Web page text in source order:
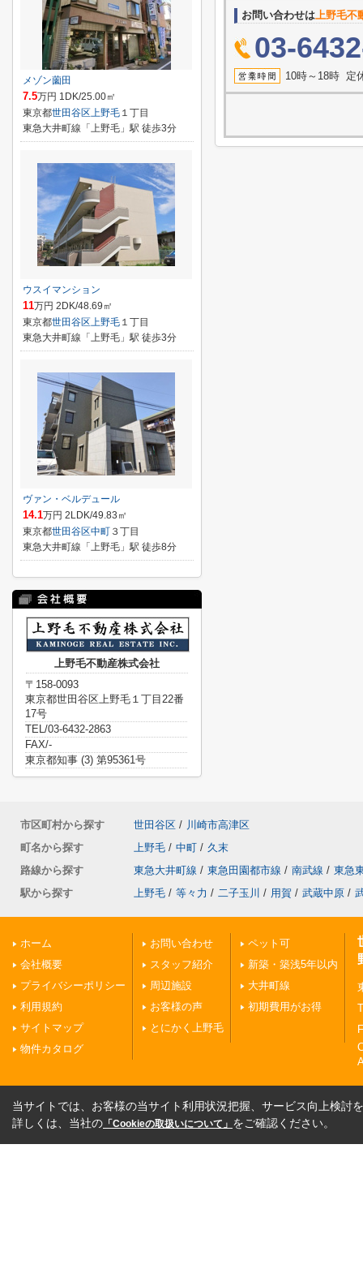
お問い合わせは上野毛不
03-
10時～18時 定
メゾン薗田
7.5万円 1DK/25.00㎡
東京都世田谷区上野毛 １丁目
東急大井町線「上野毛」駅 徒歩3分
ウスイマンション
11万円 2DK/48.69㎡
東京都世田谷区上野毛 １丁目
東急大井町線「上野毛」駅 徒歩3分
ヴァン・ベルデュール
14.1万円 2LDK/49.83㎡
東京都世田谷区中町 ３丁目
東急大井町線「上野毛」駅 徒歩8分
上野毛不動産株式会社
〒158-0093
東京都世田谷区上野毛１丁目22番
17号
TEL/03-6432-2863
FAX/-
東京都知事 (3) 第95361号
市区町村から探す 世田谷区 / 川崎市高津区
町名から探す
上野毛 / 中町 / 久末
路線から探す
東急大井町線 / 東急田園都市線 / 南武線 / 東急
駅から探す
上野毛 / 等々力 / 二子玉川 / 用賀 / 武蔵中原 /
ホーム
会社概要
プライバシーポリシー
利用規約
サイトマップ
物件カタログ
お問い合わせ
スタッフ紹介
周辺施設
お客様の声
とにかく上野毛
ペット可
新築・築浅5年以内
大井町線
初期費用がお得
当サイトでは、お客様の当サイト利用状況把握、サービス向上検討
詳しくは、当社の 「Cookieの取扱いについて」 をご確認ください。